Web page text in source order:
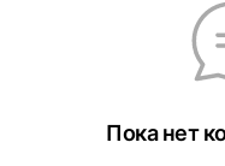
Пока нет